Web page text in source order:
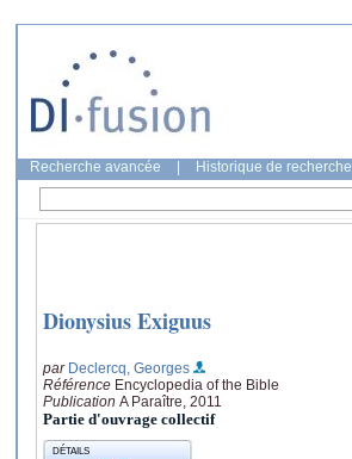
Recherche avancée Historique de recherche
Dionysius Exiguus
par Declercq, Georges
Référence Encyclopedia of the Bible
Publication A Paraître, 2011
Partie d'ouvrage collectif
DÉTAILS